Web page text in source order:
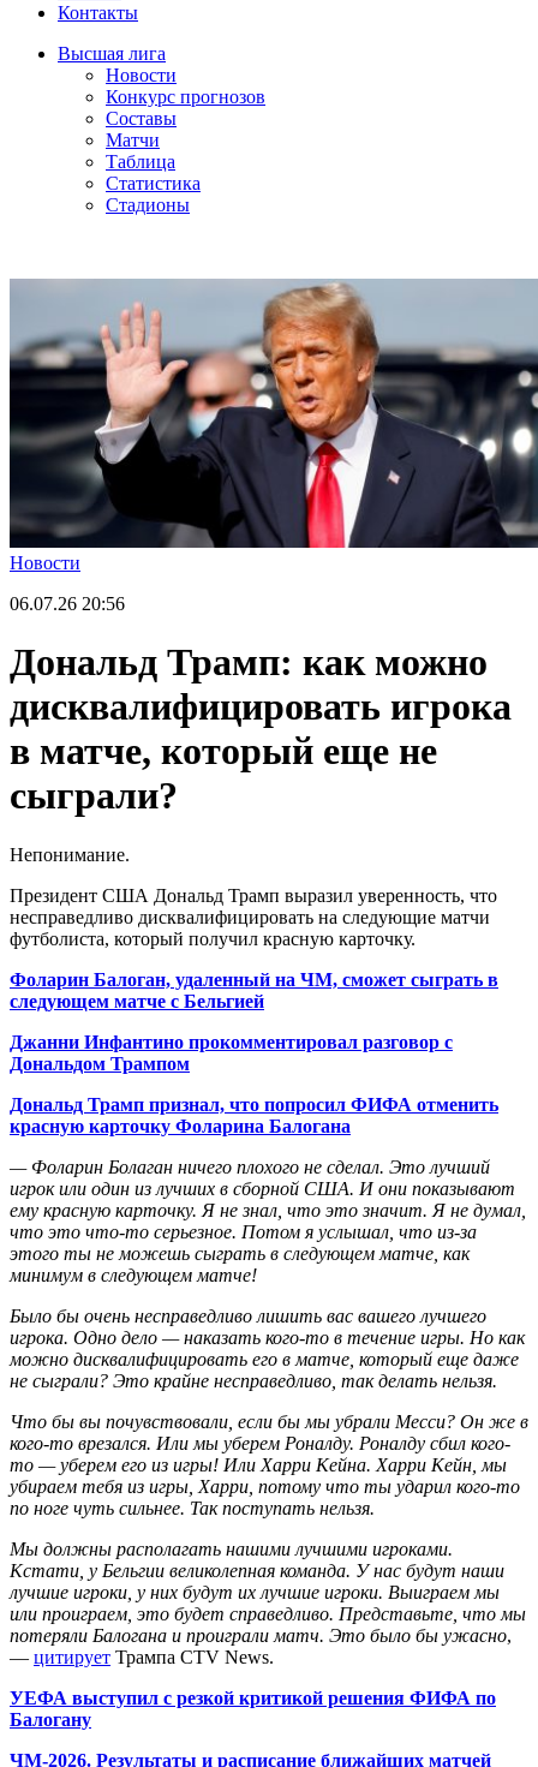
Контакты
Высшая лига
Новости
Конкурс прогнозов
Составы
Матчи
Таблица
Статистика
Стадионы
Новости
06.07.26 20:56
Дональд Трамп: как можно
дисквалифицировать игрока
в матче, который еще не
сыграли?
Непонимание.
Президент США Дональд Трамп выразил уверенность, что
несправедливо дисквалифицировать на следующие матчи
футболиста, который получил красную карточку.
Фоларин Балоган, удаленный на ЧМ, сможет сыграть в
следующем матче с Бельгией
Джанни Инфантино прокомментировал разговор с
Дональдом Трампом
Дональд Трамп признал, что попросил ФИФА отменить
красную карточку Фоларина Балогана
— Фоларин Болаган ничего плохого не сделал. Это лучший
игрок или один из лучших в сборной США. И они показывают
ему красную карточку. Я не знал, что это значит. Я не думал,
что это что-то серьезное. Потом я услышал, что из-за
этого ты не можешь сыграть в следующем матче, как
минимум в следующем матче!
Было бы очень несправедливо лишить вас вашего лучшего
игрока. Одно дело — наказать кого-то в течение игры. Но как
можно дисквалифицировать его в матче, который еще даже
не сыграли? Это крайне несправедливо, так делать нельзя.
Что бы вы почувствовали, если бы мы убрали Месси? Он же в
кого-то врезался. Или мы уберем Роналду. Роналду сбил кого-
то — уберем его из игры! Или Харри Кейна. Харри Кейн, мы
убираем тебя из игры, Харри, потому что ты ударил кого-то
по ноге чуть сильнее. Так поступать нельзя.
Мы должны располагать нашими лучшими игроками.
Кстати, у Бельгии великолепная команда. У нас будут наши
лучшие игроки, у них будут их лучшие игроки. Выиграем мы
или проиграем, это будет справедливо. Представьте, что мы
потеряли Балогана и проиграли матч. Это было бы ужасно,
— цитирует Трампа CTV News.
УЕФА выступил с резкой критикой решения ФИФА по
Балогану
ЧМ-2026. Результаты и расписание ближайших матчей